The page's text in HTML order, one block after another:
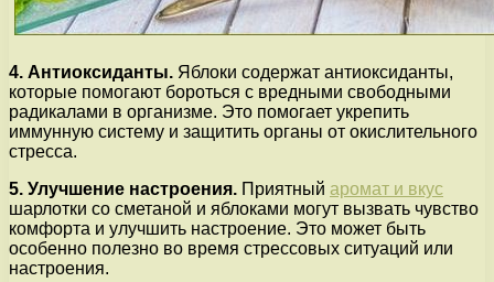
4. Антиоксиданты. Яблоки содержат антиоксиданты,
которые помогают бороться с вредными свободными
радикалами в организме. Это помогает укрепить
иммунную систему и защитить органы от окислительного
стресса.
5. Улучшение настроения. Приятный аромат и вкус
шарлотки со сметаной и яблоками могут вызвать чувство
комфорта и улучшить настроение. Это может быть
особенно полезно во время стрессовых ситуаций или
настроения.